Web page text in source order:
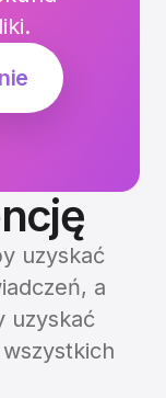
uzyskać
a
uzyskać